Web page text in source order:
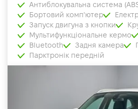
Антиблокувальна система
Бортовий комп'ютер
Запуск двигуна з кнопки
Мультифункціональне кермо
Bluetooth
Задня камера
Парктронік передній